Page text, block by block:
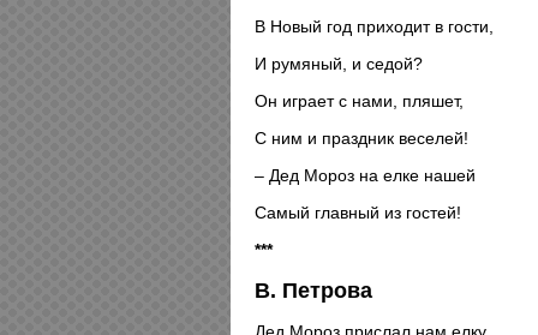
В Новый год приходит в гости,
И румяный, и седой?
Он играет с нами, пляшет,
С ним и праздник веселей!
– Дед Мороз на елке нашей
Самый главный из гостей!
***
В. Петрова